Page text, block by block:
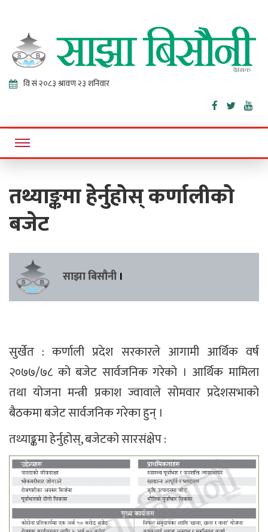
Sajha
Bisaunee
Online News Portal
तथ्याङ्कमा हेर्नुहोस् कर्णालीको
बजेट
साझा बिसौनी ।
सुर्खेत : कर्णाली प्रदेश सरकारले आगामी आर्थिक वर्ष
२०७७/७८ को बजेट सार्वजनिक गरेको । आर्थिक मामिला
तथा योजना मन्त्री प्रकाश ज्वावाले सोमवार प्रदेशसभाको
बैठकमा बजेट सार्वजनिक गरेका हुन् ।
तथ्याङ्कमा हेर्नुहोस्, बजेटको सारसंक्षेप :